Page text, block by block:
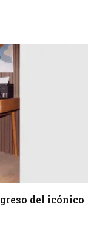
del icónico